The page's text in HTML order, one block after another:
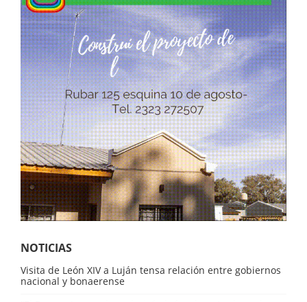
NOTICIAS
Visita de León XIV a Luján tensa relación entre gobiernos
nacional y bonaerense